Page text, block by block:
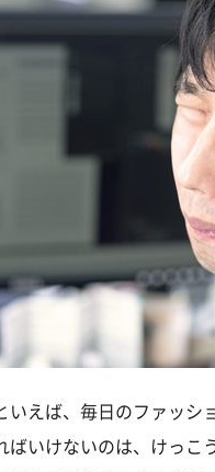
いえば、毎日のファッシ
ばいけないのは、けっこ